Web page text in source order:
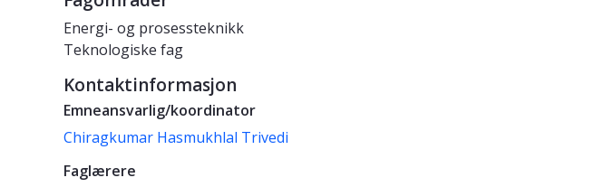
Energi- og prosessteknikk
Teknologiske fag
Kontaktinformasjon
Emneansvarlig/koordinator
Chiragkumar Hasmukhlal Trivedi
Faglærere